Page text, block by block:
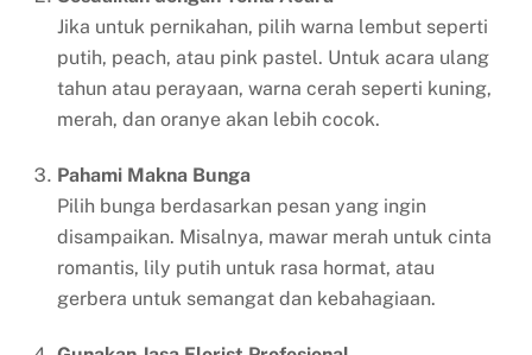
Jika untuk pernikahan, pilih warna lembut seperti
putih, peach, atau pink pastel. Untuk acara ulang
tahun atau perayaan, warna cerah seperti kuning,
merah, dan oranye akan lebih cocok.
Pahami Makna Bunga
Pilih bunga berdasarkan pesan yang ingin
disampaikan. Misalnya, mawar merah untuk cinta
romantis, lily putih untuk rasa hormat, atau
gerbera untuk semangat dan kebahagiaan.